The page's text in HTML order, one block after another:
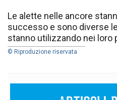
Le alette nelle ancore
successo e sono diverse
stanno utilizzando nei loro
© Riproduzione riservata